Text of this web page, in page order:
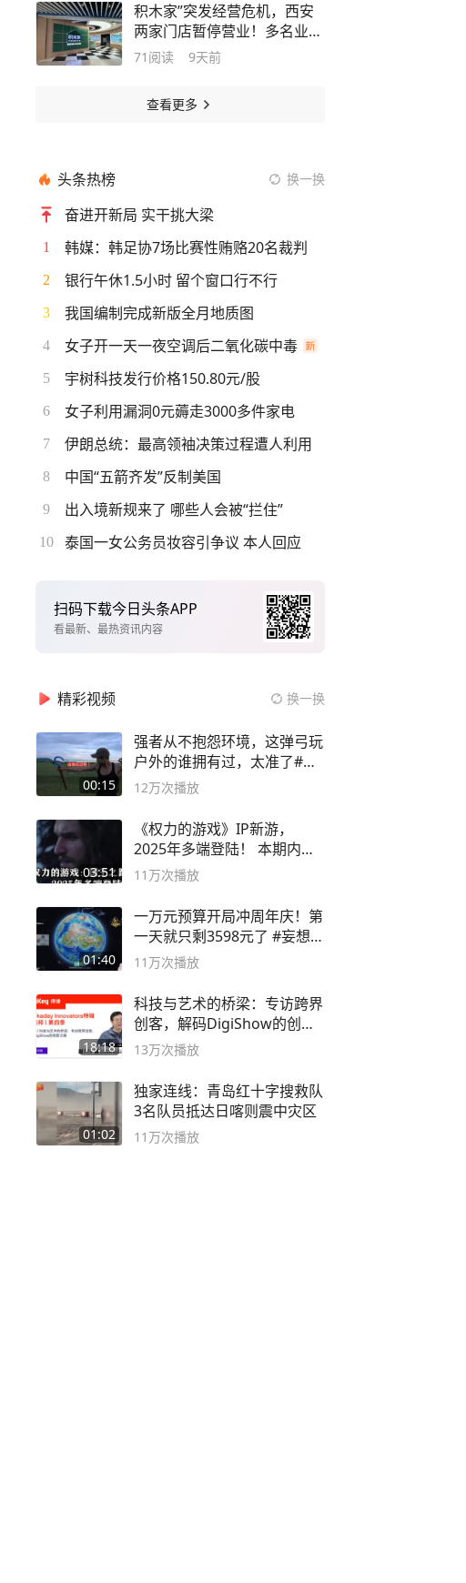
积木家”突发经营危机，西安
两家门店暂停营业！多名业主
到店维权，品牌回应→
71 阅读 9天前
查看更多
头条热榜 换一换
奋进开新局 实干挑大梁
1 韩媒：韩足协7场比赛性贿赂20名裁判
2 银行午休1.5小时 留个窗口行不行
3 我国编制完成新版全月地质图
4 女子开一天一夜空调后二氧化碳中毒
5 宇树科技发行价格150.80元/股
6 女子利用漏洞0元薅走3000多件家电
7 伊朗总统：最高领袖决策过程遭人利用
8 中国“五箭齐发”反制美国
9 出入境新规来了 哪些人会被“拦住”
10 泰国一女公务员妆容引争议 本人回应
扫码下载今日头条APP
看最新、最热资讯内容
精彩视频 换一换
00:15
强者从不抱怨环境，这弹弓玩
户外的谁拥有过，太准了#弹
弓#户外
12万次播放
03:51
《权力的游戏》IP新游，
2025年多端登陆！ 本期内容
概要
11万次播放
01:40
一万元预算开局冲周年庆！第
一天就只剩3598元了 #妄想山
海
11万次播放
18:18
科技与艺术的桥梁：专访跨界
创客，解码DigiShow的创新
之路
13万次播放
01:02
独家连线：青岛红十字搜救队
3名队员抵达日喀则震中灾区
11万次播放